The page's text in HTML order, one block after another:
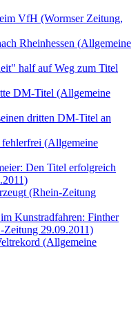
VfH (Wormser Zeitung,
Rheinhessen (Allgemeine
half auf Weg zum Titel
DM-Titel (Allgemeine
dritten DM-Titel an
(Allgemeine
Den Titel erfolgreich
(Rhein-Zeitung
Kunstradfahren: Finther
Zeitung 29.09.2011)
(Allgemeine